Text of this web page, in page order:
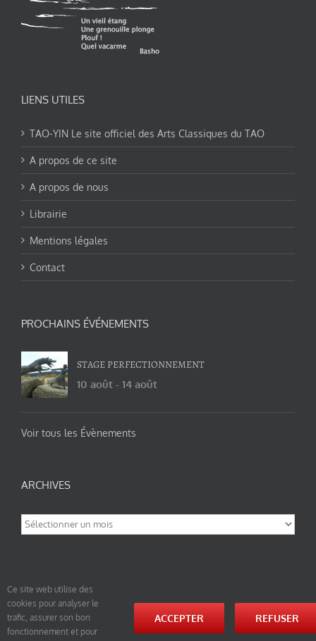
LIENS UTILES
TAO-YIN Le site officiel des Arts Classiques du TAO
A propos de ce site
A propos de nous
Librairie
Mentions légales
Contact
PROCHAINS ÉVÉNEMENTS
STAGE PERFECTIONNEMENT
10 août - 14 août
Voir tous les Évènements
ARCHIVES
Archives
© tao-yin.co © TAO-YIN.fr Georges Charles, Hormis les pages https://tao-yin.fr/georges-charles/
et https://tao-yin.fr/san-yiquan-le-poing-des-trois-harmonies/ sous licence Creative Commons
Paternité-Partage des Conditions Initiales à l’Identique 3.0 Unported (photos de ces pages non
Ce site web utilise des
cookies pour analyser le
trafic, assurer son bon
fonctionnement et pour
ACCEPTER REFUSER